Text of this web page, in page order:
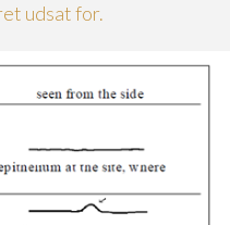
udsat for.